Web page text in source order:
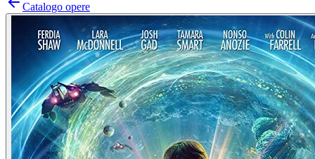
Catalogo opere